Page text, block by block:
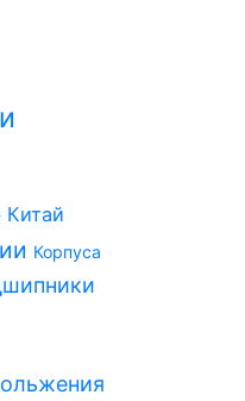
Китай
Корпуса